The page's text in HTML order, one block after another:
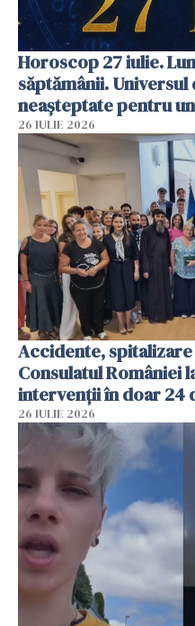
Horoscop 27 iulie.
săptămânii. Universul
neașteptate pentru
26 IULIE 2026
Accidente,
Consulatul României
intervenții în doar 24
26 IULIE 2026